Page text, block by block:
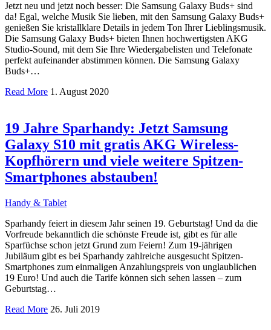
Jetzt neu und jetzt noch besser: Die Samsung Galaxy Buds+ sind
da! Egal, welche Musik Sie lieben, mit den Samsung Galaxy Buds+
genießen Sie kristallklare Details in jedem Ton Ihrer Lieblingsmusik.
Die Samsung Galaxy Buds+ bieten Ihnen hochwertigsten AKG
Studio-Sound, mit dem Sie Ihre Wiedergabelisten und Telefonate
perfekt aufeinander abstimmen können. Die Samsung Galaxy
Buds+…
Read More 1. August 2020
19 Jahre Sparhandy: Jetzt Samsung
Galaxy S10 mit gratis AKG Wireless-
Kopfhörern und viele weitere Spitzen-
Smartphones abstauben!
Handy & Tablet
Sparhandy feiert in diesem Jahr seinen 19. Geburtstag! Und da die
Vorfreude bekanntlich die schönste Freude ist, gibt es für alle
Sparfüchse schon jetzt Grund zum Feiern! Zum 19-jährigen
Jubiläum gibt es bei Sparhandy zahlreiche ausgesucht Spitzen-
Smartphones zum einmaligen Anzahlungspreis von unglaublichen
19 Euro! Und auch die Tarife können sich sehen lassen – zum
Geburtstag…
Read More 26. Juli 2019